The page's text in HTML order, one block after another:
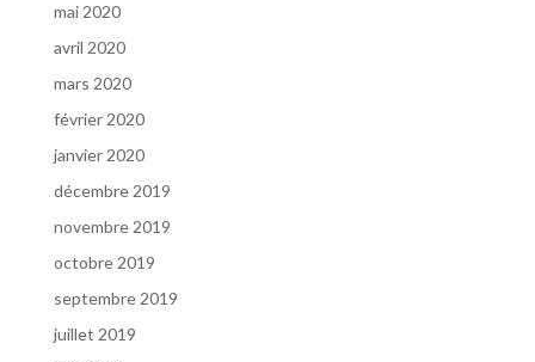
mai 2020
avril 2020
mars 2020
février 2020
janvier 2020
décembre 2019
novembre 2019
octobre 2019
septembre 2019
juillet 2019